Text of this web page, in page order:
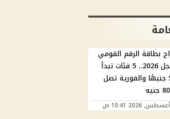
بطاقة الرقم القومي
مستعجل 2026.. 5 فئات تبدأ
من 50 جنيهًا والفورية تصل